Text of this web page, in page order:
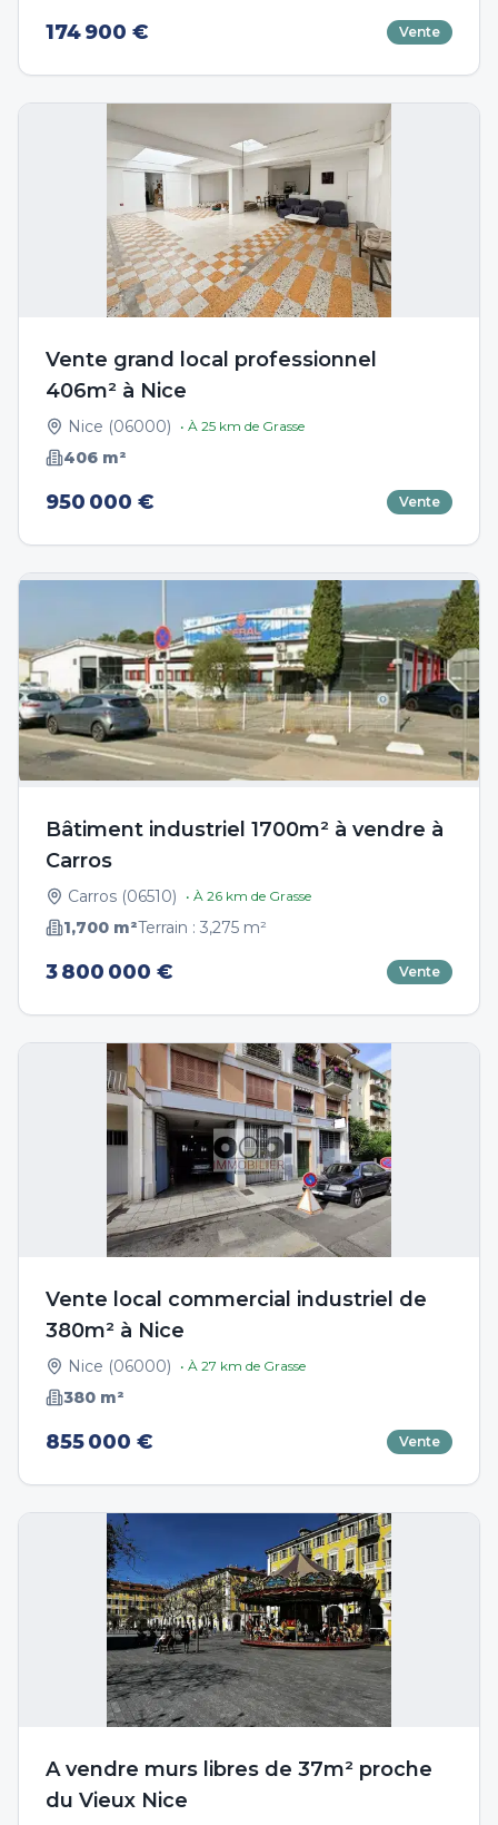
174 900 € Vente
Vente grand local professionnel
406m² à Nice
Nice (06000) • À 25 km de Grasse
406 m²
950 000 € Vente
Bâtiment industriel 1700m² à vendre à
Carros
Carros (06510) • À 26 km de Grasse
1,700 m²Terrain : 3,275 m²
3 800 000 € Vente
Vente local commercial industriel de
380m² à Nice
Nice (06000) • À 27 km de Grasse
380 m²
855 000 € Vente
A vendre murs libres de 37m² proche
du Vieux Nice